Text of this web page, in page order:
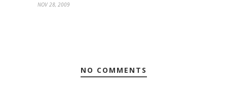
NOV 28, 2009
NO COMMENTS